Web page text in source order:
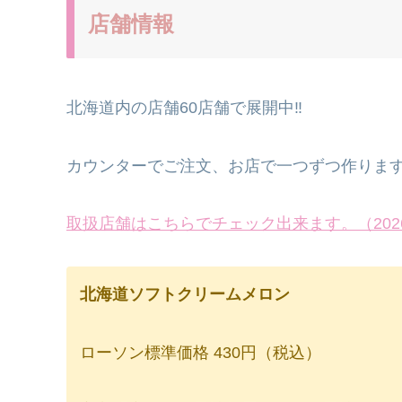
店舗情報
北海道内の店舗60店舗で展開中‼
カウンターでご注文、お店で一つずつ作ります
取扱店舗はこちらでチェック出来ます。（
北海道ソフトクリームメロン
ローソン標準価格 430円（税込）